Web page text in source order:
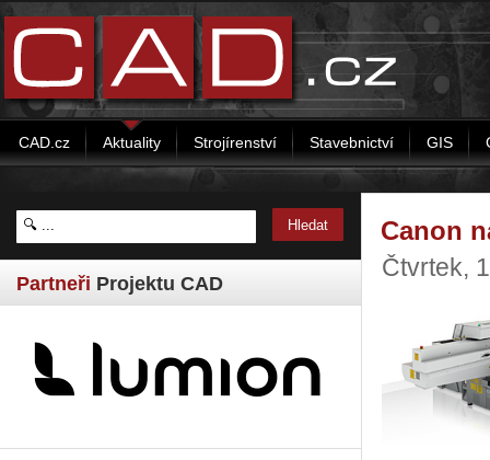
CAD.cz Aktuality Strojírenství Stavebnictví GIS
Partneři Projektu CAD
Canon
Čtvrtek,